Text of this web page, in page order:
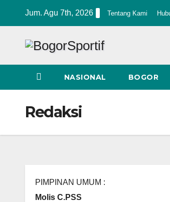
Jum. Agu 7th, 2026 Tentang Kami
NASIONAL BOGOR
Redaksi
PIMPINAN UMUM :
Molis C.PSS